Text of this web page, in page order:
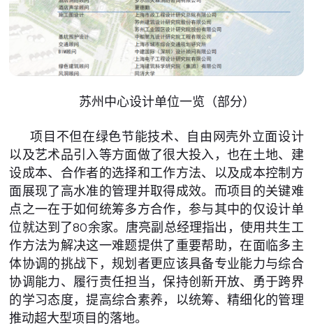
苏州中心设计单位一览（部分）
项目不但在绿色节能技术、自由网壳外立面设计
以及艺术品引入等方面做了很大投入，也在土地、建
设成本、合作者的选择和工作方法、以及成本控制方
面展现了高水准的管理并取得成效。而项目的关键难
点之一在于如何统筹多方合作，参与其中的仅设计单
位就达到了80余家。唐亮副总经理指出，使用共生工
作方法为解决这一难题提供了重要帮助，在面临多主
体协调的挑战下，规划者更应该具备专业能力与综合
协调能力、履行责任担当，保持创新开放、勇于跨界
的学习态度，提高综合素养，以统筹、精细化的管理
推动超大型项目的落地。